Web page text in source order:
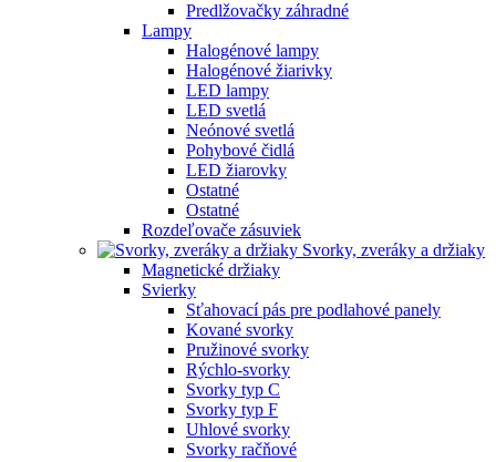
Predlžovačky záhradné
Lampy
Halogénové lampy
Halogénové žiarivky
LED lampy
LED svetlá
Neónové svetlá
Pohybové čidlá
LED žiarovky
Ostatné
Ostatné
Rozdeľovače zásuviek
Svorky, zveráky a držiaky
Magnetické držiaky
Svierky
Sťahovací pás pre podlahové panely
Kované svorky
Pružinové svorky
Rýchlo-svorky
Svorky typ C
Svorky typ F
Uhlové svorky
Svorky račňové